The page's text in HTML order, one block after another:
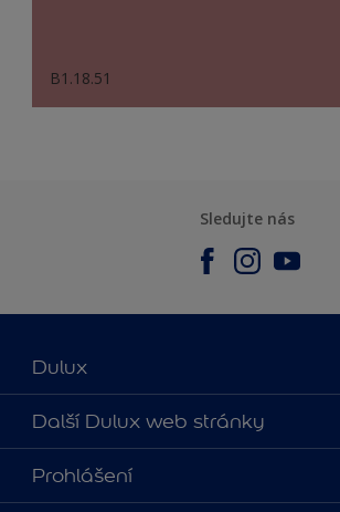
B1.18.51
Sledujte nás
Dulux
O nás
Kontaktujte nás
Najít obchod
Další Dulux web stránky
duluxmalir.cz
duluxmaliar.sk
Prohlášení